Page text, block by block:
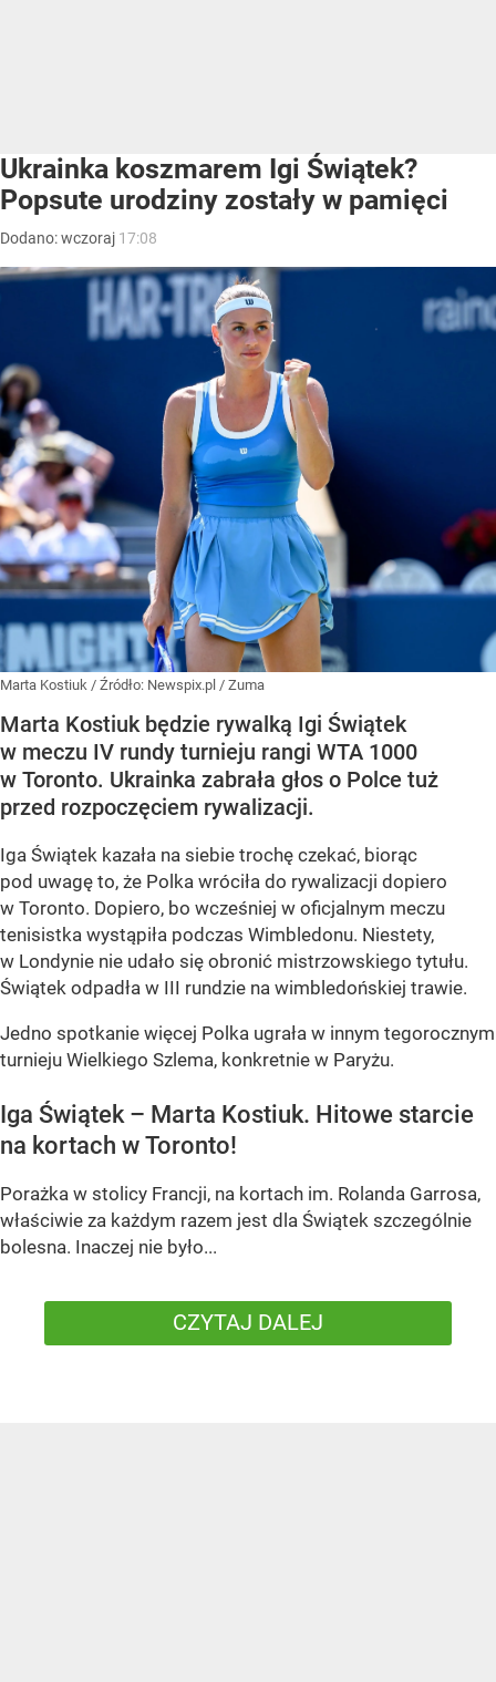
Ukrainka koszmarem Igi Świątek?
Popsute urodziny zostały w pamięci
Dodano:wczoraj 17:08
Marta Kostiuk / Źródło: Newspix.pl / Zuma
Marta Kostiuk będzie rywalką Igi Świątek
w meczu IV rundy turnieju rangi WTA 1000
w Toronto. Ukrainka zabrała głos o Polce tuż
przed rozpoczęciem rywalizacji.
Iga Świątek kazała na siebie trochę czekać, biorąc
pod uwagę to, że Polka wróciła do rywalizacji dopiero
w Toronto. Dopiero, bo wcześniej w oficjalnym meczu
tenisistka wystąpiła podczas Wimbledonu. Niestety,
w Londynie nie udało się obronić mistrzowskiego tytułu.
Świątek odpadła w III rundzie na wimbledońskiej trawie.
Jedno spotkanie więcej Polka ugrała w innym tegorocznym
turnieju Wielkiego Szlema, konkretnie w Paryżu.
Iga Świątek – Marta Kostiuk. Hitowe starcie
na kortach w Toronto!
Porażka w stolicy Francji, na kortach im. Rolanda Garrosa,
właściwie za każdym razem jest dla Świątek szczególnie
bolesna. Inaczej nie było...
CZYTAJ DALEJ